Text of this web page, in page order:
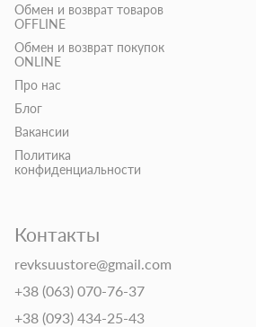
Обмен и возврат товаров
OFFLINE
Обмен и возврат покупок
ONLINE
Про нас
Блог
Вакансии
Политика
конфиденциальности
Контакты
revksuustore@gmail.com
+38 (063) 070-76-37
+38 (093) 434-25-43